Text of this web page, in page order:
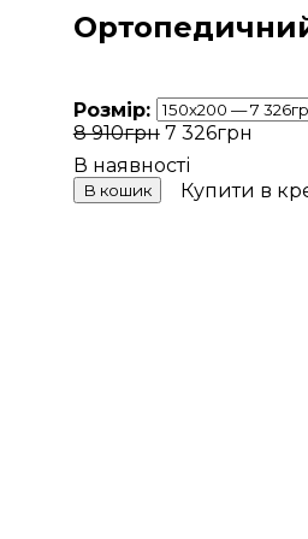
Розмір:
8 910грн 7 326грн
В кошик Купити в